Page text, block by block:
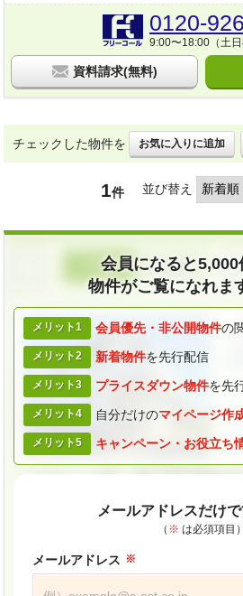
0120-
9:00〜18:00（土日
資料請求(無料)
チェックした物件を お気に入りに追加
1件 並び替え
会員になると5,000
物件がご覧になれま
メリット1 会員優先・非公開物件の
メリット2 新着物件を先行配信
メリット3 プライスダウン物件を先
メリット4 自分だけのマイページ作
メリット5 キャンペーン・ お役立ち
メールアドレスだけ
（ ※ は必須項目）
メールアドレス